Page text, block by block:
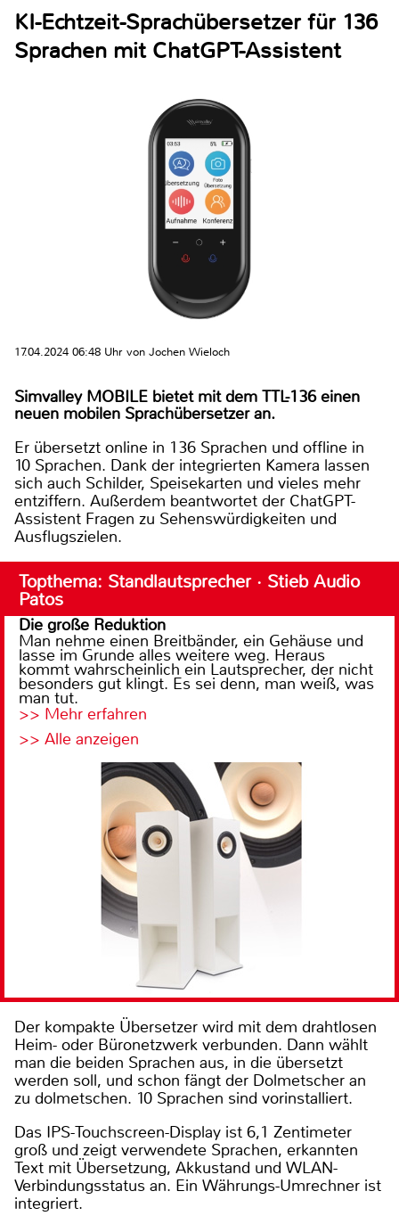
KI-Echtzeit-Sprachübersetzer für 136
Sprachen mit ChatGPT-Assistent
17.04.2024 06:48 Uhr von Jochen Wieloch
Simvalley MOBILE bietet mit dem TTL-136 einen
neuen mobilen Sprachübersetzer an.
Er übersetzt online in 136 Sprachen und offline in
10 Sprachen. Dank der integrierten Kamera lassen
sich auch Schilder, Speisekarten und vieles mehr
entziffern. Außerdem beantwortet der ChatGPT-
Assistent Fragen zu Sehenswürdigkeiten und
Ausflugszielen.
Topthema: Standlautsprecher · Stieb Audio
Patos
Die große Reduktion
Man nehme einen Breitbänder, ein Gehäuse und
lasse im Grunde alles weitere weg. Heraus
kommt wahrscheinlich ein Lautsprecher, der nicht
besonders gut klingt. Es sei denn, man weiß, was
man tut.
>> Mehr erfahren
>> Alle anzeigen
Der kompakte Übersetzer wird mit dem drahtlosen
Heim- oder Büronetzwerk verbunden. Dann wählt
man die beiden Sprachen aus, in die übersetzt
werden soll, und schon fängt der Dolmetscher an
zu dolmetschen. 10 Sprachen sind vorinstalliert.
Das IPS-Touchscreen-Display ist 6,1 Zentimeter
groß und zeigt verwendete Sprachen, erkannten
Text mit Übersetzung, Akkustand und WLAN-
Verbindungsstatus an. Ein Währungs-Umrechner ist
integriert.